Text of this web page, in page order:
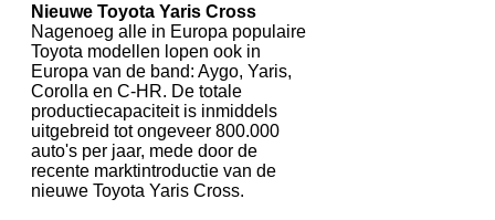
Nieuwe Toyota Yaris Cross
Nagenoeg alle in Europa populaire
Toyota modellen lopen ook in
Europa van de band: Aygo, Yaris,
Corolla en C-HR. De totale
productiecapaciteit is inmiddels
uitgebreid tot ongeveer 800.000
auto's per jaar, mede door de
recente marktintroductie van de
nieuwe Toyota Yaris Cross.